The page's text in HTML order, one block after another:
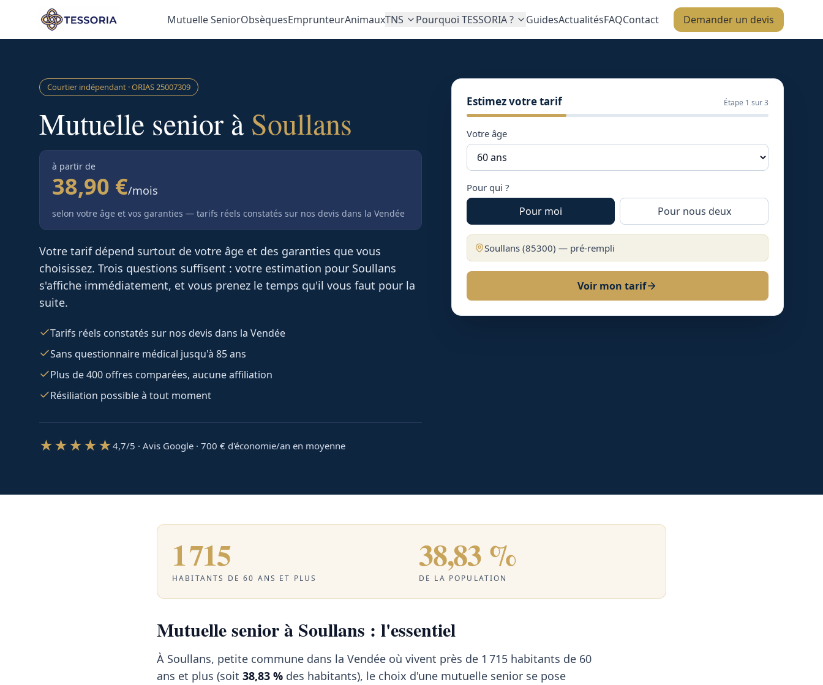
Aller au contenu principal
Mutuelle SeniorObsèquesEmprunteurAnimauxTNS Pourquoi TESSORIA ? GuidesActualitésFAQContact Demander un devis
Courtier indépendant · ORIAS25007309
Mutuelle senior à Soullans
à partir de
38,90 €/mois
selon votre âge et vos garanties — tarifs réels constatés sur nos devis dans la Vendée
Votre tarif dépend surtout de votre âge et des garanties que vous
choisissez. Trois questions suffisent : votre estimation pour Soullans
s'affiche immédiatement, et vous prenez le temps qu'il vous faut pour la
suite.
Tarifs réels constatés sur nos devis dans la Vendée
Sans questionnaire médical jusqu'à 85 ans
Plus de 400 offres comparées, aucune affiliation
Résiliation possible à tout moment
★★★★★4,7/5 · Avis Google · 700 € d'économie/an en moyenne
Estimez votre tarif Étape 1 sur 3
Votre âge
Pour qui ?
Pour moi Pour nous deux
Soullans(85300) — pré-rempli
Voir mon tarif
1 715
HABITANTS DE 60 ANS ET PLUS
38,83 %
DE LA POPULATION
Mutuelle senior à Soullans : l'essentiel
À Soullans, petite commune dans la Vendée où vivent près de 1 715 habitants de 60
ans et plus (soit 38,83 % des habitants), le choix d'une mutuelle senior se pose